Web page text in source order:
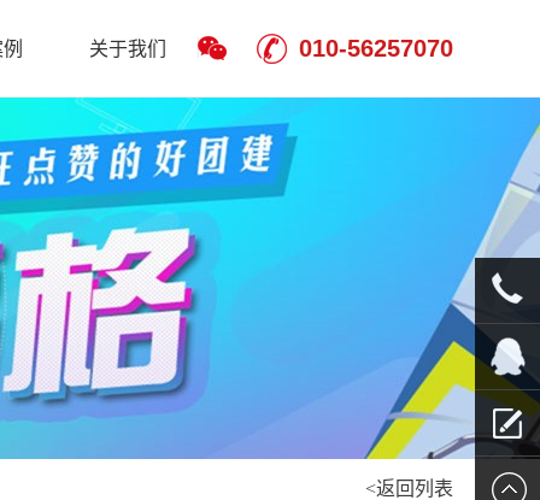
关于我们 010-56257070
<返回列表
010-
QQ客服
留言报